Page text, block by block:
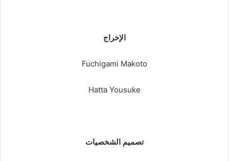
الإخراج
Fuchigami Makoto
Hatta Yousuke
تصميم الشخصيات